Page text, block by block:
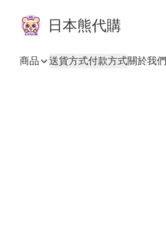
日本熊代購
商品 送貨方式付款方式關於我們